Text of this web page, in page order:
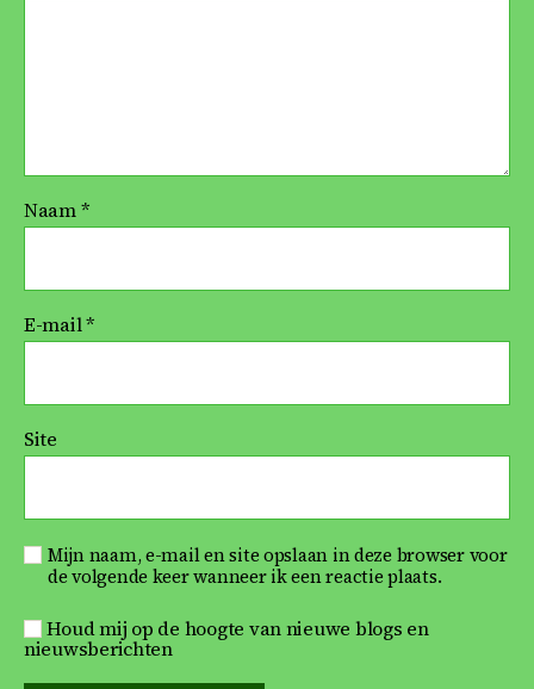
Naam*
E-mail*
Site
Mijn naam, e-mail en site opslaan in deze browser voor
de volgende keer wanneer ik een reactie plaats.
Houd mij op de hoogte van nieuwe blogs en
nieuwsberichten